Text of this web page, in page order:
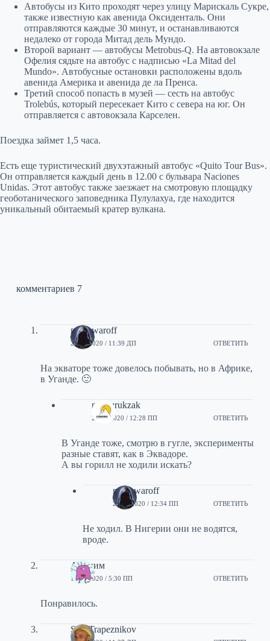
Автобусы из Кито проходят через улицу Марискаль Сукре,
также известную как авенида Оксиденталь. Они
отправляются каждые 30 минут, и останавливаются
недалеко от города Митад дель Мундо.
Второй вариант — автобусы Metrobus-Q. На автовокзале
Офелия сядьте на автобус с надписью «La Mitad del
Mundo». Автобусные остановки расположены вдоль
авенида Америка и авенида де ла Пренса.
Третий способ попасть в музей — сесть на автобус
Trolebús, который пересекает Кито с севера на юг. Он
отправляется с автовокзала Карселен.
Поездка займет 1,5 часа.
Есть еще туристический двухэтажный автобус «Quito Tour Bus».
Он отправляется каждый день в 12.00 с бульвара Naciones
Unidas. Этот автобус также заезжает на смотровую площадку
геоботанического заповедника Пулулахуа, где находится
уникальный обитаемый кратер вулкана.
комментариев 7
manowaroff
24/01/2020 / 11:39 ДП ОТВЕТИТЬ
На экваторе тоже довелось побывать, но в Африке,
в Уганде. 🙂
noshurukzak
24/01/2020 / 12:28 ПП ОТВЕТИТЬ
В Уганде тоже, смотрю в гугле, эксперименты
разные ставят, как в Эквадоре.
А вы горилл не ходили искать?
manowaroff
24/01/2020 / 12:34 ПП ОТВЕТИТЬ
Не ходил. В Нигерии они не водятся,
вроде.
Аноним
16/02/2020 / 5:30 ПП ОТВЕТИТЬ
Понравилось.
Stas Trapeznikov